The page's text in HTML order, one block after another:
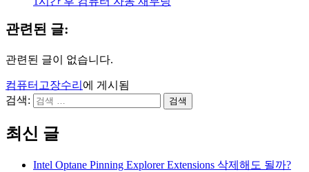
관련된 글:
관련된 글이 없습니다.
컴퓨터고장수리 에 게시됨
검색:
최신 글
Intel Optane Pinning Explorer Extensions 삭제해도 될까?